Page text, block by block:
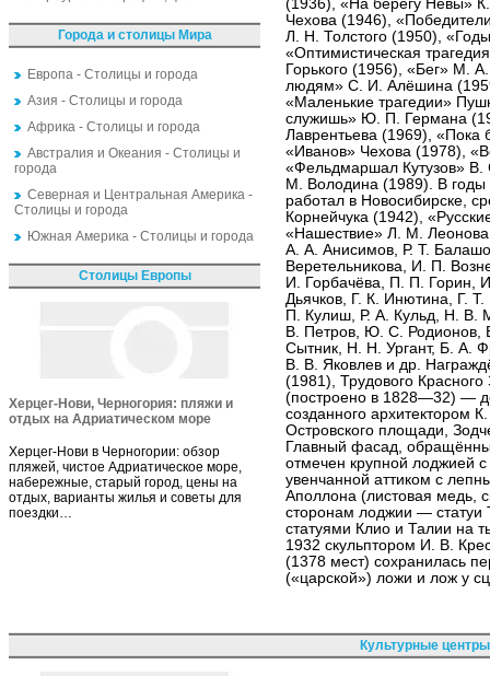
Города и столицы Мира
Европа - Столицы и города
Азия - Столицы и города
Африка - Столицы и города
Австралия и Океания - Столицы и
города
Северная и Центральная Америка -
Столицы и города
Южная Америка - Столицы и города
Столицы Европы
Херцег-Нови, Черногория: пляжи и
отдых на Адриатическом море
Херцег-Нови в Черногории: обзор
пляжей, чистое Адриатическое море,
набережные, старый город, цены на
отдых, варианты жилья и советы для
поездки…
(1936), «На берегу Невы»
Чехова (1946),
Л. Н. Толстого (1950),
«Оптимистическая
Горького (1956), «Бег» М.
людям» С. И. Алёшина
«Маленькие трагедии»
служишь» Ю. П. Германа
Лаврентьева (1969), «Пока
«Иванов» Чехова (1978),
«Фельдмаршал Кутузов»
М. Володина (1989). В годы
работал в Новосибирске,
Корнейчука (1942),
«Нашествие» Л. М.
А. А. Анисимов, Р. Т.
Веретельникова, И. П.
И. Горбачёва, П. П. Горин,
Дьячков, Г. К. Инютина, Г.
П. Кулиш, Р. А. Кульд, Н.
В. Петров, Ю. С.
Сытник, Н. Н. Ургант, Б. А.
В. В. Яковлев и др.
(1981), Трудового
(построено в 1828—32) —
созданного архитектором
Островского площади,
Главный фасад,
отмечен крупной лоджией
увенчанной аттиком с
Аполлона (листовая медь,
сторонам лоджии —
статуями Клио и Талии на
1932 скульптором И. В.
(1378 мест) сохранилась
(«царской») ложи и лож у
Культурные